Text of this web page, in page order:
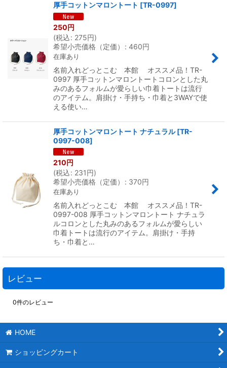
厚手コットンマロントート [TR-0997]
250円
(税込: 275円)
希望小売価格（定価）
: 460円
在庫あり
名前入れどっとこむ 本館 オススメ品！TR-
0997 厚手コットンマロントートコロンとした丸
みのあるフォルムが愛らしい巾着トートは流行
のアイテム。肩掛け・手持ち・巾着と3WAYで使
える使い…
厚手コットンマロントート ナチュラル [TR-
0997-008]
210円
(税込: 231円)
希望小売価格（定価）
: 370円
在庫あり
名前入れどっとこむ 本館 オススメ品！TR-
0997-008 厚手コットンマロントート ナチュラ
ルコロンとした丸みのあるフォルムが愛らしい
巾着トートは流行のアイテム。肩掛け・手持
ち・巾着と…
レビュー
0件のレビュー
HOME
ショッピングカート